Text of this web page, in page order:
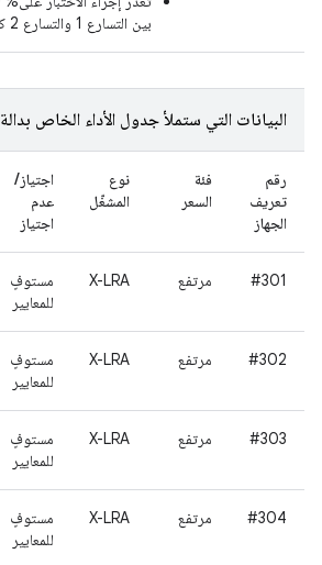
بين التسارع 1 والتسارع 2 كما هو متوقّع).
البيانات التي ستملأ جدول الأداء الخاص بدالة createWaveform (التأثير 3)
رقم
تعريف
الجهاز
فئة
السعر
نوع
المشغّل
اجتياز/
عدم
اجتياز
#301 مرتفع X-LRA
مستوفٍ
للمعايير
#302 مرتفع X-LRA
مستوفٍ
للمعايير
#303 مرتفع X-LRA
مستوفٍ
للمعايير
#304 مرتفع X-LRA
مستوفٍ
للمعايير